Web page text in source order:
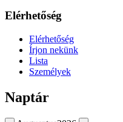
Elérhetőség
Elérhetőség
Írjon nekünk
Lista
Személyek
Naptár